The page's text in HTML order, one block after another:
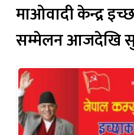
माओवादी केन्द्र
सम्मेलन आजदेखि